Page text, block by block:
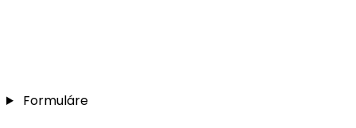
Formuláre